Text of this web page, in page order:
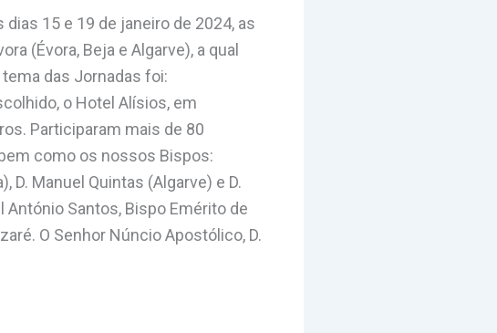
15 e 19 de janeiro de 2024, as
(Évora, Beja e Algarve), a qual
das Jornadas foi:
o Hotel Alísios, em
Participaram mais de 80
como os nossos Bispos:
D. Manuel Quintas (Algarve) e D.
Santos, Bispo Emérito de
O Senhor Núncio Apostólico, D.